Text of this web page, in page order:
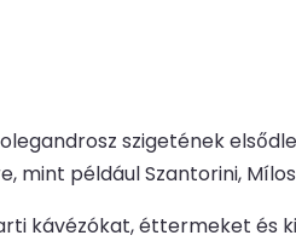
szigetének
például Szantorini,
kávézókat, éttermeket és